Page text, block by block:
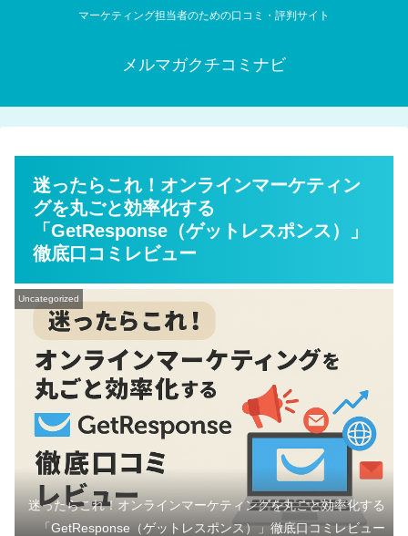
マーケティング担当者のための口コミ・評判サイト
メルマガクチコミナビ
迷ったらこれ！オンラインマーケティン
グを丸ごと効率化する
「GetResponse（ゲットレスポンス）」
徹底口コミレビュー
Uncategorized
迷ったらこれ！オンラインマーケティングを丸ごと効率化する
「GetResponse（ゲットレスポンス）」徹底口コミレビュー